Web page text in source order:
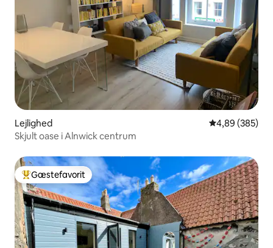
Lejlighed 4,89 ud af 5 i
4,89 (385)
Skjult oase i Alnwick centrum
Bedste gæstefavorit
Gæstefavorit